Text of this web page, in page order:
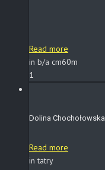
Read more
in b/a cm60m
1
Dolina Chochołowska
Read more
in tatry